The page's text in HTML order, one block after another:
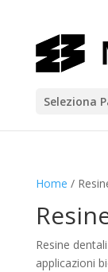
Seleziona
Home /
Resine
applicazioni